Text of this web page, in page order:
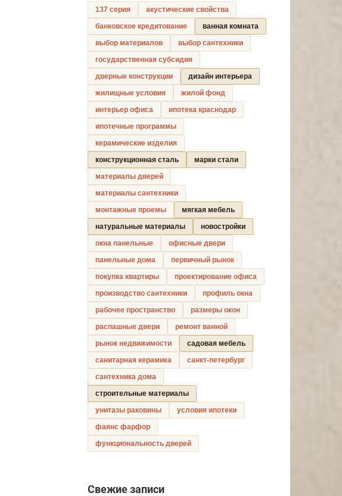
137 серия
акустические свойства
банковское кредитование
ванная комната
выбор материалов
выбор сантехники
государственная субсидия
дверные конструкции
дизайн интерьера
жилищные условия
жилой фонд
интерьер офиса
ипотека краснодар
ипотечные программы
керамические изделия
конструкционная сталь
марки стали
материалы дверей
материалы сантехники
монтажные проемы
мягкая мебель
натуральные материалы
новостройки
окна панельные
офисные двери
панельные дома
первичный рынок
покупка квартиры
проектирование офиса
производство сантехники
профиль окна
рабочее пространство
размеры окон
распашные двери
ремонт ванной
рынок недвижимости
садовая мебель
санитарная керамика
санкт-петербург
сантехника дома
строительные материалы
унитазы раковины
условия ипотеки
фаянс фарфор
функциональность дверей
Свежие записи